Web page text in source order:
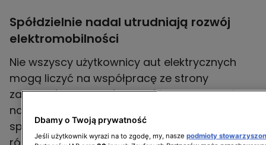
Spółdzielnie nadal utrudniają rozwój
elektromobilności
Nie wszyscy użytkownicy aut elektrycznych
mogą liczyć na współpracę ze strony
zarządców budynków. Część z nich musiała
nawet wejść na drogę sądową, ponieważ
spółdzielnie i wspólnoty mieszkaniowe – z
Dbamy o Twoją prywatność
Jeśli użytkownik wyrazi na to zgodę, my, nasze podmioty